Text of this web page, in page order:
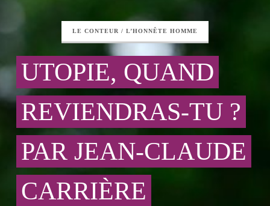
LE CONTEUR / L’HONNÊTE HOMME
UTOPIE, QUAND
REVIENDRAS-TU ?
PAR JEAN-CLAUDE
CARRIÈRE